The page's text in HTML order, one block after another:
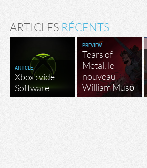
ARTICLES RÉCENTS
ARTICLE
Xbox : vide
Software
PREVIEW
Tears of
Metal, le
nouveau
William Musō
Tribune